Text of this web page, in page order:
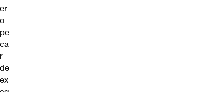
er
o
pe
ca
r
de
ex